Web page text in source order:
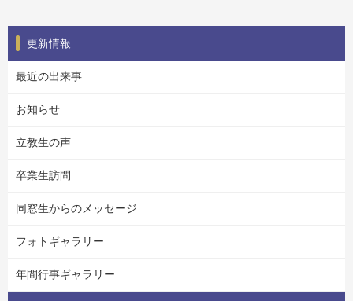
更新情報
最近の出来事
お知らせ
立教生の声
卒業生訪問
同窓生からのメッセージ
フォトギャラリー
年間行事ギャラリー